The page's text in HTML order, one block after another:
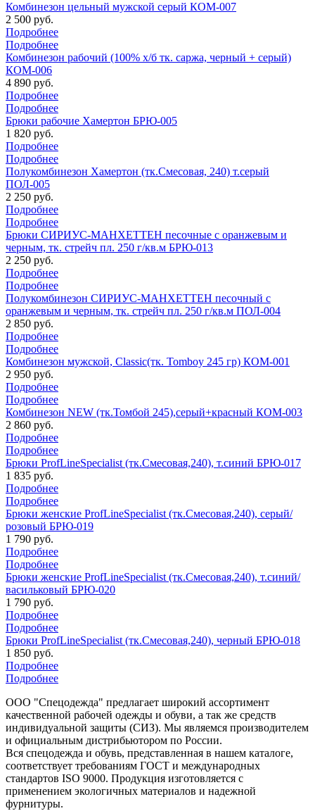
Комбинезон цельный мужской серый КОМ-007
2 500 руб.
Подробнее
Подробнее
Комбинезон рабочий (100% х/б тк. саржа, черный + серый)
КОМ-006
4 890 руб.
Подробнее
Подробнее
Брюки рабочие Хамертон БРЮ-005
1 820 руб.
Подробнее
Подробнее
Полукомбинезон Хамертон (тк.Смесовая, 240) т.серый
ПОЛ-005
2 250 руб.
Подробнее
Подробнее
Брюки СИРИУС-МАНХЕТТЕН песочные с оранжевым и
черным, тк. стрейч пл. 250 г/кв.м БРЮ-013
2 250 руб.
Подробнее
Подробнее
Полукомбинезон СИРИУС-МАНХЕТТЕН песочный с
оранжевым и черным, тк. стрейч пл. 250 г/кв.м ПОЛ-004
2 850 руб.
Подробнее
Подробнее
Комбинезон мужской, Classic(тк. Tomboy 245 гр) КОМ-001
2 950 руб.
Подробнее
Подробнее
Комбинезон NEW (тк.Томбой 245),серый+красный КОМ-003
2 860 руб.
Подробнее
Подробнее
Брюки ProfLineSpecialist (тк.Смесовая,240), т.синий БРЮ-017
1 835 руб.
Подробнее
Подробнее
Брюки женские ProfLineSpecialist (тк.Смесовая,240), серый/
розовый БРЮ-019
1 790 руб.
Подробнее
Подробнее
Брюки женские ProfLineSpecialist (тк.Смесовая,240), т.синий/
васильковый БРЮ-020
1 790 руб.
Подробнее
Подробнее
Брюки ProfLineSpecialist (тк.Смесовая,240), черный БРЮ-018
1 850 руб.
Подробнее
Подробнее
ООО "Спецодежда" предлагает широкий ассортимент
качественной рабочей одежды и обуви, а так же средств
индивидуальной защиты (СИЗ). Мы являемся производителем
и официальным дистрибьютором по России.
Вся спецодежда и обувь, представленная в нашем каталоге,
соответствует требованиям ГОСТ и международных
стандартов ISO 9000. Продукция изготовляется с
применением экологичных материалов и надежной
фурнитуры.